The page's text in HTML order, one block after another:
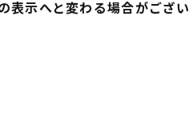
表示へと変わる場合がござい